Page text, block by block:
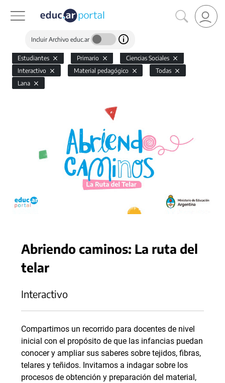
Incluir Archivo educ.ar
Estudiantes Primario
Ciencias Sociales
Interactivo
Material pedagógico
Todas
Lana
Abriendo caminos: La ruta del
telar
Interactivo
Compartimos un recorrido para docentes de nivel
inicial con el propósito de que las infancias puedan
conocer y ampliar sus saberes sobre tejidos, fibras,
telares y teñidos. Invitamos a indagar sobre los
procesos de obtención y preparación del material,